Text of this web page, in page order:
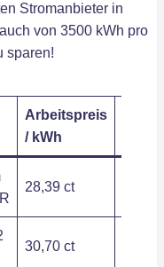
Stromanbieter in
von 3500 kWh pro
sparen!
Arbeitspreis
/ kWh
28,39 ct
30,70 ct